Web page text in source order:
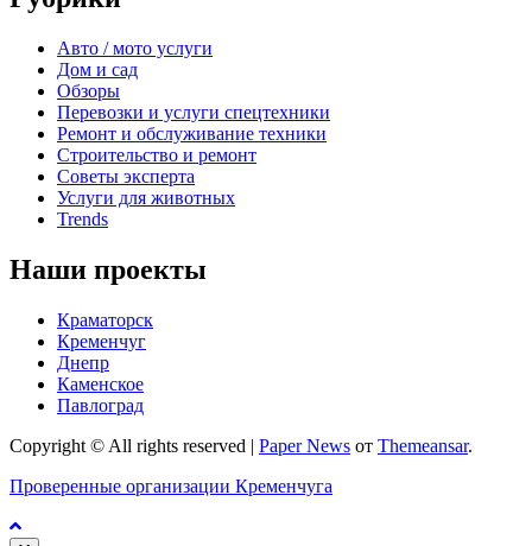
Авто / мото услуги
Дом и сад
Обзоры
Перевозки и услуги спецтехники
Ремонт и обслуживание техники
Строительство и ремонт
Советы эксперта
Услуги для животных
Trends
Наши проекты
Краматорск
Кременчуг
Днепр
Каменское
Павлоград
Copyright © All rights reserved | Paper News от Themeansar.
Проверенные организации Кременчуга